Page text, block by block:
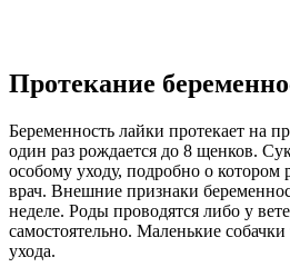
Протекание
Беременность лайки протекает на
один раз рождается до 8 щенков.
особому уходу, подробно о котором
врач. Внешние признаки
неделе. Роды проводятся либо у
самостоятельно. Маленькие
ухода.